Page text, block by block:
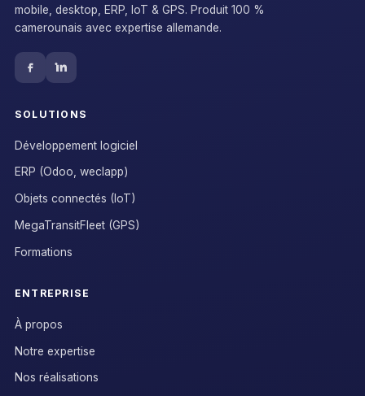
mobile, desktop, ERP, IoT & GPS. Produit 100 %
camerounais avec expertise allemande.
SOLUTIONS
Développement logiciel
ERP (Odoo, weclapp)
Objets connectés (IoT)
MegaTransitFleet (GPS)
Formations
ENTREPRISE
À propos
Notre expertise
Nos réalisations